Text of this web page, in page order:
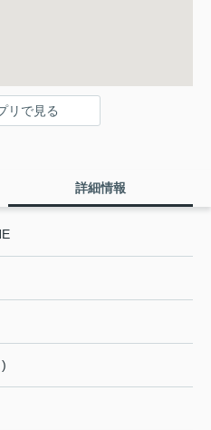
リで見る
詳細情報